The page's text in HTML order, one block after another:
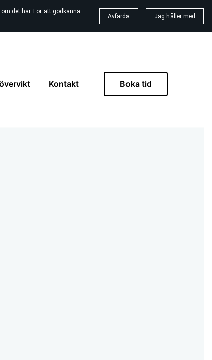
det här. För att godkänna
Avfärda Jag håller med
Kontakt Boka tid